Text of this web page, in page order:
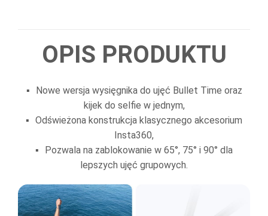
OPIS PRODUKTU
Nowe wersja wysięgnika do ujęć Bullet Time oraz
kijek do selfie w jednym,
Odświeżona konstrukcja klasycznego akcesorium
Insta360,
Pozwala na zablokowanie w 65°, 75° i 90° dla
lepszych ujęć grupowych.